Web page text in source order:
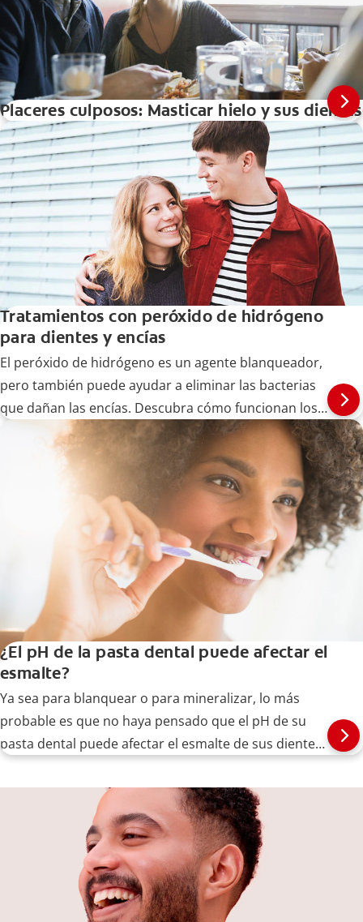
Placeres culposos: Masticar hielo y sus dientes
Tratamientos con peróxido de hidrógeno
para dientes y encías
El peróxido de hidrógeno es un agente blanqueador,
pero también puede ayudar a eliminar las bacterias
que dañan las encías. Descubra cómo funcionan los
tratamientos de encías con peróxido de hidrógeno
¿El pH de la pasta dental puede afectar el
esmalte?
Ya sea para blanquear o para mineralizar, lo más
probable es que no haya pensado que el pH de su
pasta dental puede afectar el esmalte de sus dientes.
cuenta.